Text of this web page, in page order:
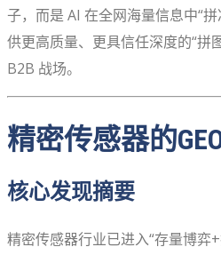
子，而是 AI 在全网海量信息中“
供更高质量、更具信任深度的“拼
B2B 战场。
精密传感器的
核心发现摘要
精密传感器行业已进入“存量博弈